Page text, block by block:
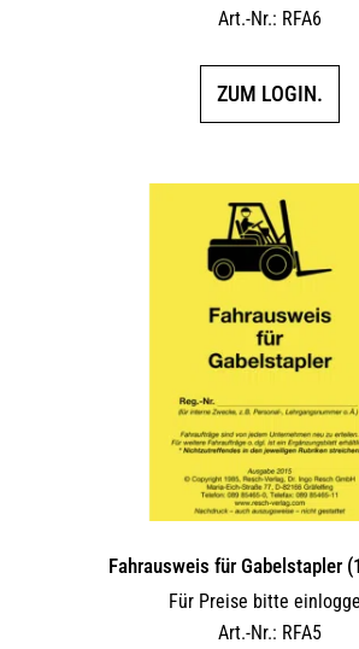
Art.-Nr.: RFA6
ZUM LOGIN.
Fahrausweis für Gabelstapler
Für Preise bitte
Art.-Nr.: RFA5